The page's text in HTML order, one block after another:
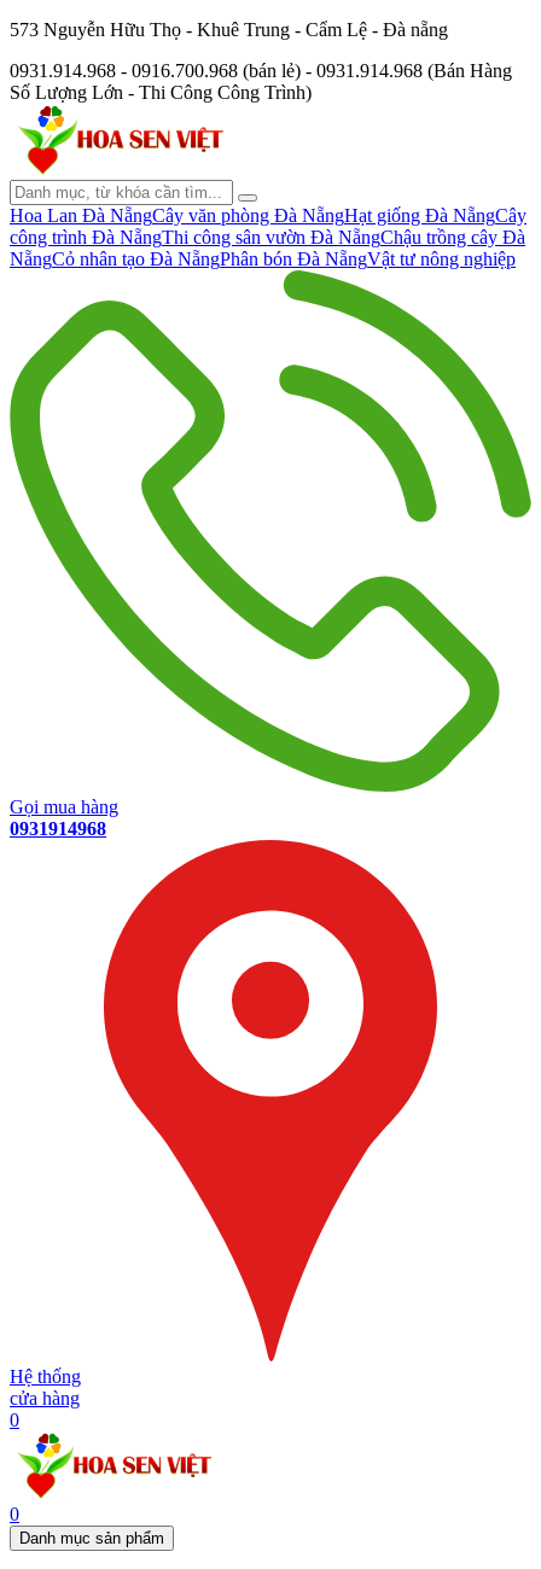
573 Nguyễn Hữu Thọ - Khuê Trung - Cẩm Lệ - Đà nẵng
0931.914.968 - 0916.700.968 (bán lẻ) - 0931.914.968 (Bán Hàng
Số Lượng Lớn - Thi Công Công Trình)
Hoa Lan Đà NẵngCây văn phòng Đà NẵngHạt giống Đà NẵngCây
công trình Đà NẵngThi công sân vườn Đà NẵngChậu trồng cây Đà
NẵngCỏ nhân tạo Đà NẵngPhân bón Đà NẵngVật tư nông nghiệp
Gọi mua hàng
0931914968
Hệ thống
cửa hàng
0
0
Danh mục sản phẩm